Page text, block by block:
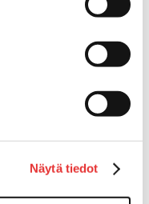
Näytä tiedot